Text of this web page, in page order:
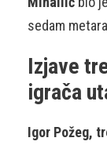
sedam
Izjave
igrača
Igor Požeg,